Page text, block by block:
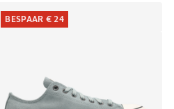
BESPAAR € 24